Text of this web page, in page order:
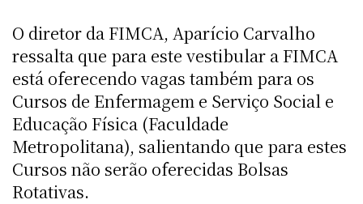
O diretor da FIMCA, Aparício Carvalho
ressalta que para este vestibular a FIMCA
está oferecendo vagas também para os
Cursos de Enfermagem e Serviço Social e
Educação Física (Faculdade
Metropolitana), salientando que para estes
Cursos não serão oferecidas Bolsas
Rotativas.